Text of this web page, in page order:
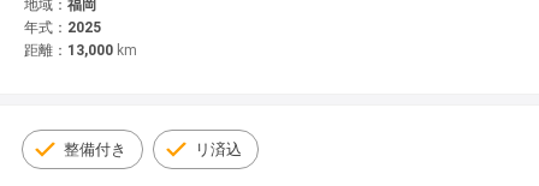
地域： 福岡
年式： 2025
距離： 13,000 km
整備付き リ済込